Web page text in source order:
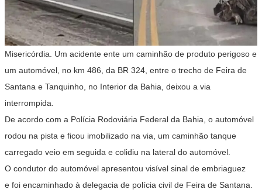
Misericórdia. Um acidente ente um caminhão de produto perigoso e
um automóvel, no km 486, da BR 324, entre o trecho de Feira de
Santana e Tanquinho, no Interior da Bahia, deixou a via
interrompida.
De acordo com a Polícia Rodoviária Federal da Bahia, o automóvel
rodou na pista e ficou imobilizado na via, um caminhão tanque
carregado veio em seguida e colidiu na lateral do automóvel.
O condutor do automóvel apresentou visível sinal de embriaguez
e foi encaminhado à delegacia de polícia civil de Feira de Santana.